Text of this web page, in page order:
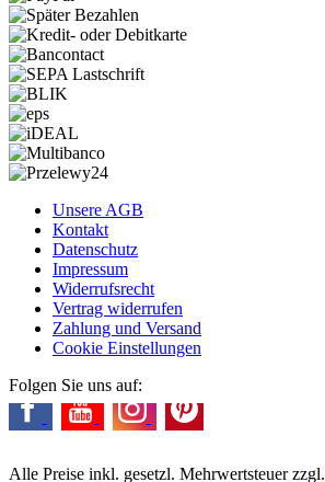
Unsere AGB
Kontakt
Datenschutz
Impressum
Widerrufsrecht
Vertrag widerrufen
Zahlung und Versand
Cookie Einstellungen
Folgen Sie uns auf:
Alle Preise inkl. gesetzl. Mehrwertsteuer zzgl.